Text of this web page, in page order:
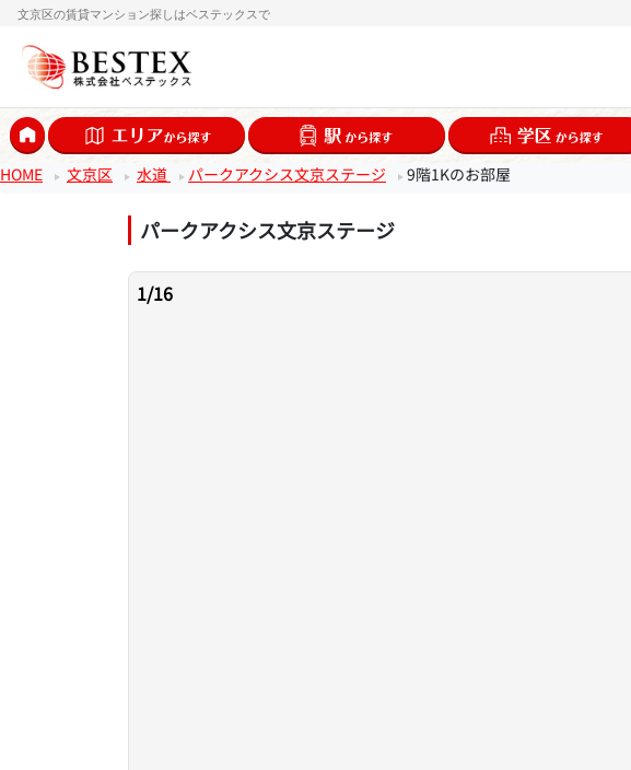
文京区の賃貸マンション探しはベステックスで
HOME 文京区 水道 パークアクシス文京ステージ 9階1Kのお部屋
パークアクシス文京ステージ
1/16